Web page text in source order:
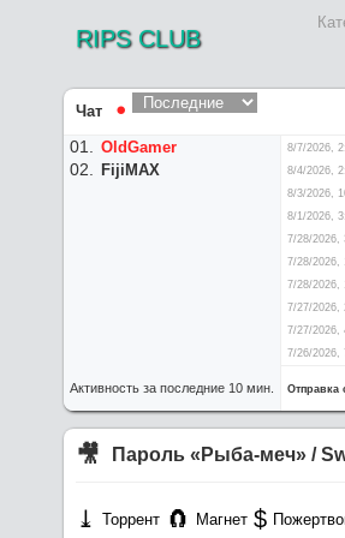
RIPS CLUB
Чат
⚫︎
OldGamer
FijiMAX
8/7/2026,
8/4/2026,
8/3/2026,
8/1/2026,
7/28/2026,
7/28/2026,
7/28/2026,
7/27/2026,
7/27/2026,
7/26/2026,
7/26/2026,
Активность за последние 10 мин. Отправка
🎥︎ Пароль «Рыба-меч» /
⤓︎ Торрент 🧲︎ Магнет $